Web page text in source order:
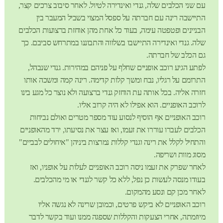
עם שני הכלבים שלה, גנדי ואינדירה לטיול. לאחר סיבוב צרכים קצר,
התיישבה רינה עם חברתה על ספסל המצוי בשביל המעבר בין
הבניינים ופטפטה עימה, בעוד כל אחת מהן אוחזת ברצועות הכלבים
שלה. גנדי ואינדירה התיישבו בשלווה והתבוננו במתרחש סביבם. כך
גם הכלב של חברתה.
לפתע הגיע רוכב אופניים שחלף על פניהם במהירות. גנדי שנבהל,
התרומם על רגליו, נבח ומשך קלות קדימה. רינה קמה ומשכה אותו
חזרה אליה. בכל אותה עת הוחזק גנדי ברצועה ולא נוצר כל מגע בינו
לרוכב האופניים. הוא אפילו לא היה קרוב אליו.
רוכב האופניים אף הוסיף לנסוע עוד מספר מטרים ואולם נביחות
הכלבים לעברו עוררו את זעמו, ואז עצר את נסיעתו, ירד מהאופניים
והתחיל לקלל את רינה וגנדי קללות נמרצות ביניהן "איחולים לבביים"
מסוג מוות ושריפה.
לאחר שפרק את זעמו ניסה רוכב האופניים לעלות על אופניו, ואז
בעודו מנסה לעשות כן נפל, ללא כל קשר לגנדי או מי מהכלבים.
לאחר מכן קם ונסע מהמקום.
רוכב האופניים לא ביקש פרטים, וכמובן שרינה לא נגשה אליו
מיוזמתה, אחרי הצעקות והקללות שספגה ממנו ועוד בקשר לדבר